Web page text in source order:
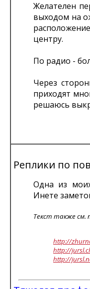
Желателен
выходом на
центру.
По радио -
Через
приходят
решаюсь
Реплики по
Одна из
Инете
Текст также см.
http://
http://
http://